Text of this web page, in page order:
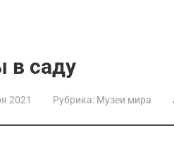
саду
2021 Рубрика: Музеи мира